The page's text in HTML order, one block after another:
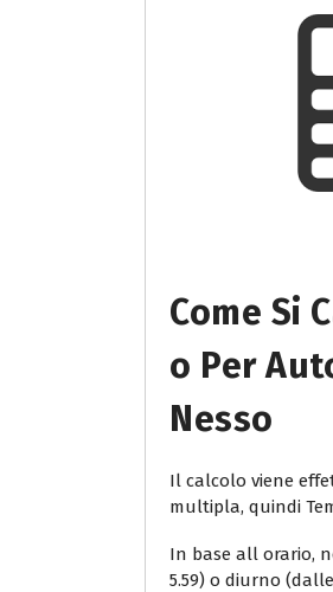
Come Si
O Per
Nesso
Il calcolo viene
multipla, quindi
In base all orario,
5.59) o diurno